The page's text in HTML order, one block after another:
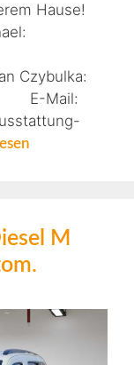
Hause!
Michael:
Czybulka:
Mail:
M